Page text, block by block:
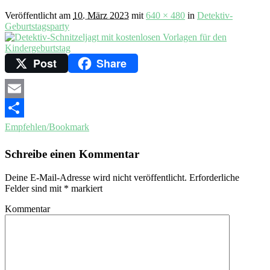
Veröffentlicht am 10. März 2023 mit 640 × 480 in Detektiv-
Geburtstagsparty
Post Share
Email
Empfehlen/Bookmark
Schreibe einen Kommentar
Deine E-Mail-Adresse wird nicht veröffentlicht. Erforderliche
Felder sind mit * markiert
Kommentar